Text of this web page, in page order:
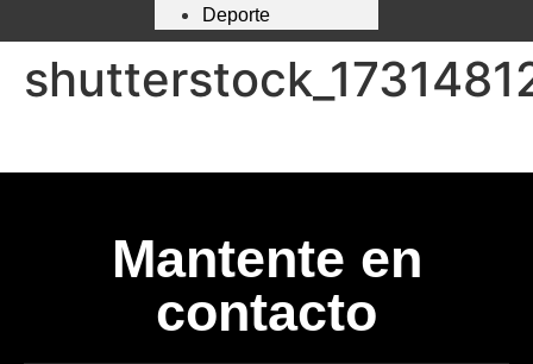
Deporte
Mantente en
contacto